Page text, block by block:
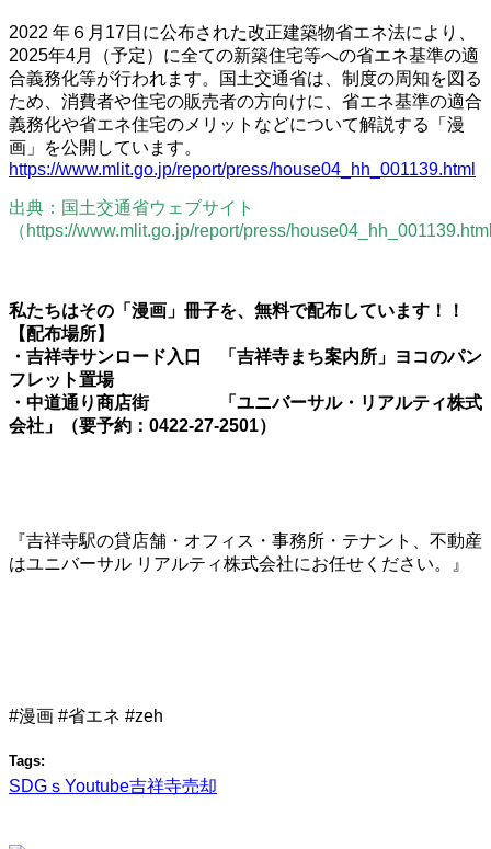
2022 年６月17日に公布された改正建築物省エネ法により、
2025年4月（予定）に全ての新築住宅等への省エネ基準の適
合義務化等が行われます。国土交通省は、制度の周知を図る
ため、消費者や住宅の販売者の方向けに、省エネ基準の適合
義務化や省エネ住宅のメリットなどについて解説する「漫
画」を公開しています。
https://www.mlit.go.jp/report/press/house04_hh_001139.html
出典：国土交通省ウェブサイト
（https://www.mlit.go.jp/report/press/
私たちはその「漫画」冊子を、無料で配布しています！！
【配布場所】
・吉祥寺サンロード入口 「吉祥寺まち案内所」ヨコのパン
フレット置場
・中道通り商店街 「ユニバーサル・リアルティ株式
会社」（要予約：0422-27-2501）
『吉祥寺駅の貸店舗・オフィス・事務所・テナント、不動産
はユニバーサル リアルティ株式会社にお任せください。』
#漫画 #省エネ #zeh
Tags:
SDGｓ Youtube吉祥寺売却